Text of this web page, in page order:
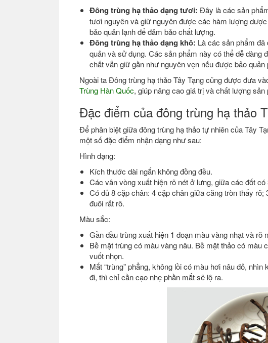
Đông trùng hạ thảo dạng tươi: Đây là các sản
tươi nguyên và giữ nguyên được các hàm lượng
bảo quản lạnh để đảm bảo chất lượng.
Đông trùng hạ thảo dạng khô: Là các sản phẩm
quản và sử dụng. Các sản phẩm này có thể dễ
chất vẫn giữ gần như nguyên vẹn nếu được bảo quản
Ngoài ta Đông trùng hạ thảo Tây Tạng cũng được đưa
Trùng Hàn Quốc, giúp nâng cao giá trị và chất lượng sản
Đặc điểm của đông trùng hạ thảo
Để phân biệt giữa đông trùng hạ thảo tự nhiên của Tây
một số đặc điểm nhận dạng như sau:
Hình dạng:
Kích thước dài ngắn không đồng đều.
Các vân vòng xuất hiện rõ nét ở lưng, giữa các đốt
Có đủ 8 cặp chân: 4 cặp chân giữa căng tròn thấy
đuôi rất rõ.
Màu sắc:
Gần đầu trùng xuất hiện 1 đoạn màu vàng nhạt và rõ
Bề mặt trùng có màu vàng nâu. Bề mặt thảo có màu
vuốt nhọn.
Mắt “trùng” phẳng, không lồi có màu hơi nâu đỏ,
đi, thì chỉ cần cạo nhẹ phần mắt sẽ lộ ra.